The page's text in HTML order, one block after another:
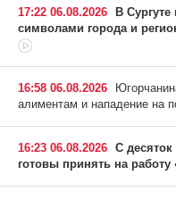
17:22 06.08.2026
В
символами города и
16:58 06.08.2026
алиментам и нападение на
16:23 06.08.2026 С
готовы принять на работу